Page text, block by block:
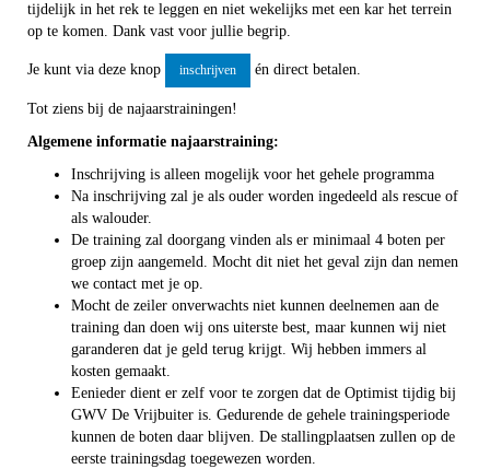
tijdelijk in het rek te leggen en niet wekelijks met een kar het terrein
op te komen. Dank vast voor jullie begrip.
Je kunt via deze knop inschrijven én direct betalen.
Tot ziens bij de najaarstrainingen!
Algemene informatie najaarstraining:
Inschrijving is alleen mogelijk voor het gehele programma
Na inschrijving zal je als ouder worden ingedeeld als rescue of
als walouder.
De training zal doorgang vinden als er minimaal 4 boten per
groep zijn aangemeld. Mocht dit niet het geval zijn dan nemen
we contact met je op.
Mocht de zeiler onverwachts niet kunnen deelnemen aan de
training dan doen wij ons uiterste best, maar kunnen wij niet
garanderen dat je geld terug krijgt. Wij hebben immers al
kosten gemaakt.
Eenieder dient er zelf voor te zorgen dat de Optimist tijdig bij
GWV De Vrijbuiter is. Gedurende de gehele trainingsperiode
kunnen de boten daar blijven. De stallingplaatsen zullen op de
eerste trainingsdag toegewezen worden.